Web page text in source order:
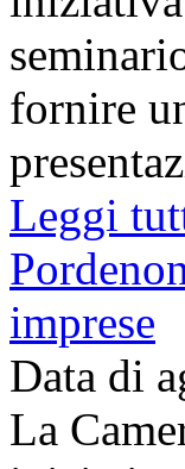
fornire
Leggi
imprese
Data di
La